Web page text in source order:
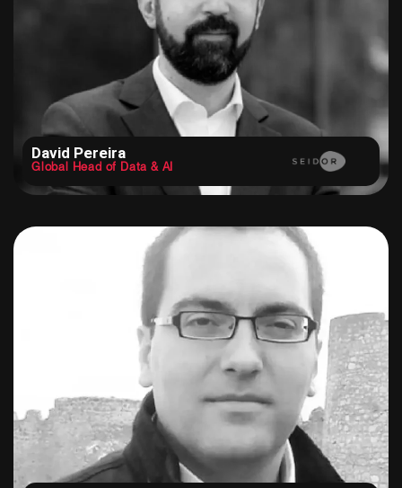
David Pereira
Global Head of Data & AI